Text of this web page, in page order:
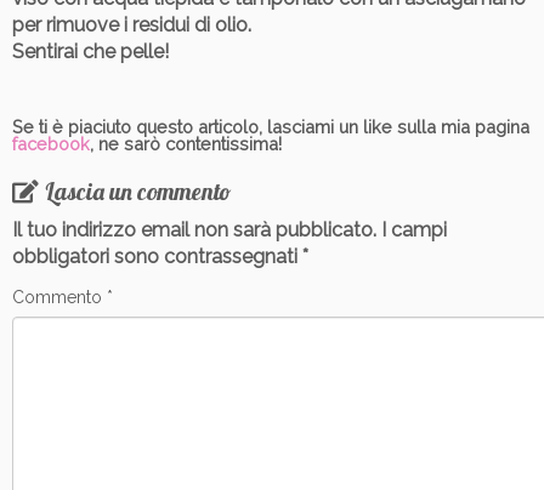
per rimuove i residui di olio.
Sentirai che pelle!
Se ti è piaciuto questo articolo, lasciami un like sulla mia pagina
facebook, ne sarò contentissima!
Lascia un commento
Il tuo indirizzo email non sarà pubblicato.
I campi
obbligatori sono contrassegnati *
Commento *